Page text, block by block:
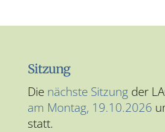
Sitzung
Die nächste Sitzungder
am Montag, 19.10.2026
statt.